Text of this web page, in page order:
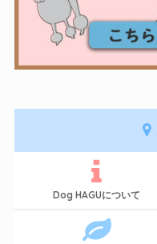
Dog HAGUについて